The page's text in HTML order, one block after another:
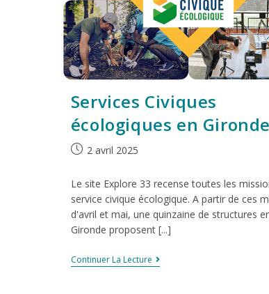
Services Civiques
écologiques en Gironde
2 avril 2025
Le site Explore 33 recense toutes les
service civique écologique. A partir de ces
d'avril et mai, une quinzaine de structures
Gironde proposent [...]
Continuer La Lecture